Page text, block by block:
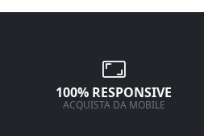
100% RESPONSIVE
ACQUISTA DA MOBILE